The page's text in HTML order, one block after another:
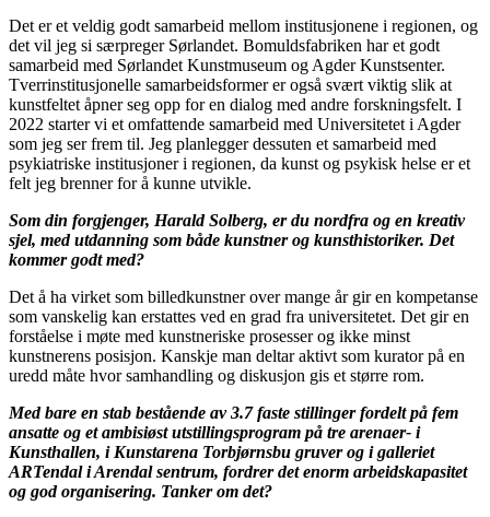
Det er et veldig godt samarbeid mellom institusjonene i regionen, og
det vil jeg si særpreger Sørlandet. Bomuldsfabriken har et godt
samarbeid med Sørlandet Kunstmuseum og Agder Kunstsenter.
Tverrinstitusjonelle samarbeidsformer er også svært viktig slik at
kunstfeltet åpner seg opp for en dialog med andre forskningsfelt. I
2022 starter vi et omfattende samarbeid med Universitetet i Agder
som jeg ser frem til. Jeg planlegger dessuten et samarbeid med
psykiatriske institusjoner i regionen, da kunst og psykisk helse er et
felt jeg brenner for å kunne utvikle.
Som din forgjenger, Harald Solberg, er du nordfra og en kreativ
sjel, med utdanning som både kunstner og kunsthistoriker. Det
kommer godt med?
Det å ha virket som billedkunstner over mange år gir en kompetanse
som vanskelig kan erstattes ved en grad fra universitetet. Det gir en
forståelse i møte med kunstneriske prosesser og ikke minst
kunstnerens posisjon. Kanskje man deltar aktivt som kurator på en
uredd måte hvor samhandling og diskusjon gis et større rom.
Med bare en stab bestående av 3.7 faste stillinger fordelt på fem
ansatte og et ambisiøst utstillingsprogram på tre arenaer- i
Kunsthallen, i Kunstarena Torbjørnsbu gruver og i galleriet
ARTendal i Arendal sentrum, fordrer det enorm arbeidskapasitet
og god organisering. Tanker om det?